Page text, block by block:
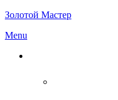
Золотой Мастер
Menu